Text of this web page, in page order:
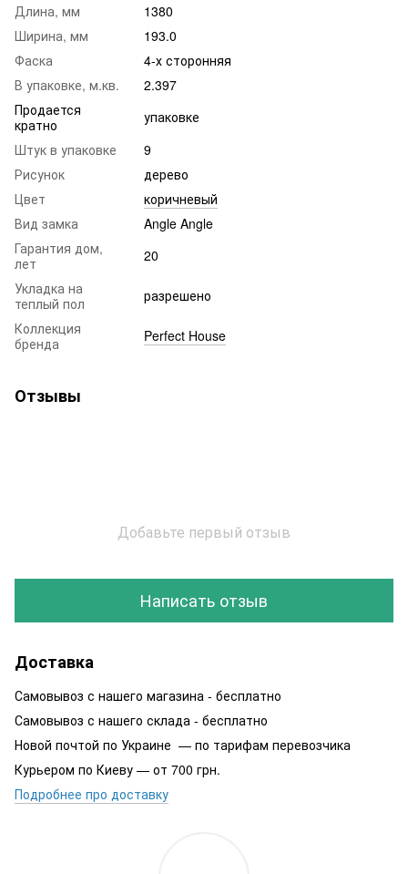
Длина, мм
1380
Ширина, мм
193.0
Фаска
4-х сторонняя
В упаковке, м.кв.
2.397
Продается
кратно
упаковке
Штук в упаковке
9
Рисунок
дерево
Цвет
коричневый
Вид замка
Angle Angle
Гарантия дом,
лет
20
Укладка на
теплый пол
разрешено
Коллекция
бренда
Perfect House
Отзывы
Добавьте первый отзыв
Написать отзыв
Доставка
Самовывоз с нашего магазина - бесплатно
Самовывоз с нашего склада - бесплатно
Новой почтой по Украине — по тарифам перевозчика
Курьером по Киеву — от 700 грн.
Подробнее про доставку